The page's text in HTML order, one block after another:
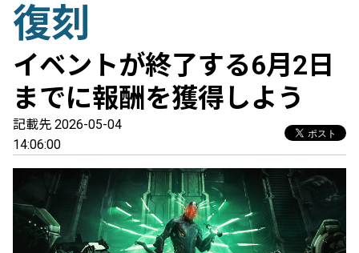
復刻
イベントが終了する6月2日
までに報酬を獲得しよう
記載先 2026-05-04
14:06:00